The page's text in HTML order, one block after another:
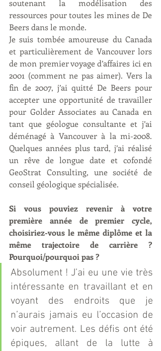
soutenant la modélisation des
ressources pour toutes les mines de De
Beers dans le monde.
Je suis tombée amoureuse du Canada
et particulièrement de Vancouver lors
de mon premier voyage d’affaires ici en
2001 (comment ne pas aimer). Vers la
fin de 2007, j’ai quitté De Beers pour
accepter une opportunité de travailler
pour Golder Associates au Canada en
tant que géologue consultante et j’ai
déménagé à Vancouver à la mi-2008.
Quelques années plus tard, j’ai réalisé
un rêve de longue date et cofondé
GeoStrat Consulting, une société de
conseil géologique spécialisée.
Si vous pouviez revenir à votre
première année de premier cycle,
choisiriez-vous le même diplôme et la
même trajectoire de carrière ?
Pourquoi/pourquoi pas ?
Absolument ! J’ai eu une vie très
intéressante en travaillant et en
voyant des endroits que je
n’aurais jamais eu l’occasion de
voir autrement. Les défis ont été
épiques, allant de la lutte à